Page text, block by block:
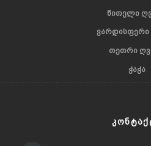
ᲬᲘᲗᲔᲚᲘ
ᲕᲐᲠᲓᲘᲡᲤᲔᲠᲘ
ᲗᲔᲗᲠᲘ
ᲭᲐᲭᲐ